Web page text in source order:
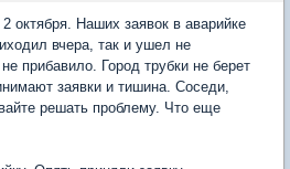
октября. Наших заявок в аварийке
вчера, так и ушел не
прибавило. Город трубки не берет
заявки и тишина. Соседи,
решать проблему. Что еще